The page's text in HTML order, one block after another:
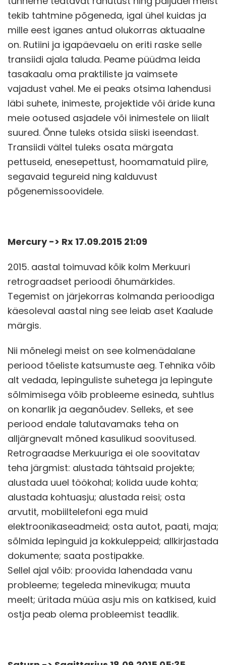
tekib tahtmine põgeneda, igal ühel kuidas ja
mille eest iganes antud olukorras aktuaalne
on. Rutiini ja igapäevaelu on eriti raske selle
transiidi ajala taluda. Peame püüdma leida
tasakaalu oma praktiliste ja vaimsete
vajadust vahel. Me ei peaks otsima lahendusi
läbi suhete, inimeste, projektide või äride kuna
meie ootused asjadele või inimestele on liialt
suured. Õnne tuleks otsida siiski iseendast.
Transiidi vältel tuleks osata märgata
pettuseid, enesepettust, hoomamatuid piire,
segavaid tegureid ning kalduvust
põgenemissoovidele.
Mercury -> Rx 17.09.2015 21:09
2015. aastal toimuvad kõik kolm Merkuuri
retrograadset perioodi õhumärkides.
Tegemist on järjekorras kolmanda perioodiga
käesoleval aastal ning see leiab aset Kaalude
märgis.
Nii mõnelegi meist on see kolmenädalane
periood tõeliste katsumuste aeg. Tehnika võib
alt vedada, lepinguliste suhetega ja lepingute
sõlmimisega võib probleeme esineda, suhtlus
on konarlik ja aeganõudev. Selleks, et see
periood endale talutavamaks teha on
alljärgnevalt mõned kasulikud soovitused.
Retrograadse Merkuuriga ei ole soovitatav
teha järgmist: alustada tähtsaid projekte;
alustada uuel töökohal; kolida uude kohta;
alustada kohtuasju; alustada reisi; osta
arvutit, mobiiltelefoni ega muid
elektroonikaseadmeid; osta autot, paati, maja;
sõlmida lepinguid ja kokkuleppeid; allkirjastada
dokumente; saata postipakke.
Sellel ajal võib: proovida lahendada vanu
probleeme; tegeleda minevikuga; muuta
meelt; üritada müüa asju mis on katkised, kuid
ostja peab olema probleemist teadlik.